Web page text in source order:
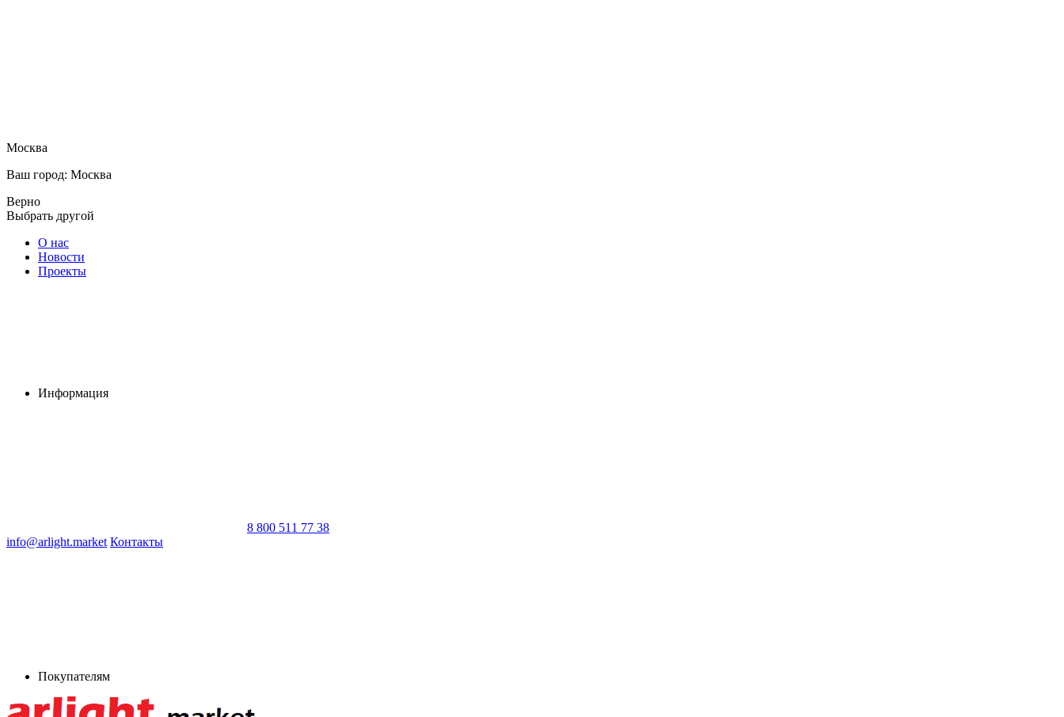
Москва
Ваш город: Москва
Верно
Выбрать другой
О нас
Новости
Проекты
Информация
8 800 511 77 38
info@arlight.market Контакты
Покупателям